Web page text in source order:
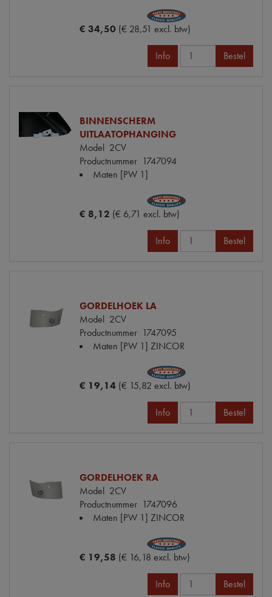
€ 34,50 (€ 28,51 excl. btw)
Info Bestel
BINNENSCHERM
UITLAATOPHANGING
Model 2CV
Productnummer 1747094
Maten [PW 1]
€ 8,12 (€ 6,71 excl. btw)
Info Bestel
GORDELHOEK LA
Model 2CV
Productnummer 1747095
Maten [PW 1] ZINCOR
€ 19,14 (€ 15,82 excl. btw)
Info Bestel
GORDELHOEK RA
Model 2CV
Productnummer 1747096
Maten [PW 1] ZINCOR
€ 19,58 (€ 16,18 excl. btw)
Info Bestel